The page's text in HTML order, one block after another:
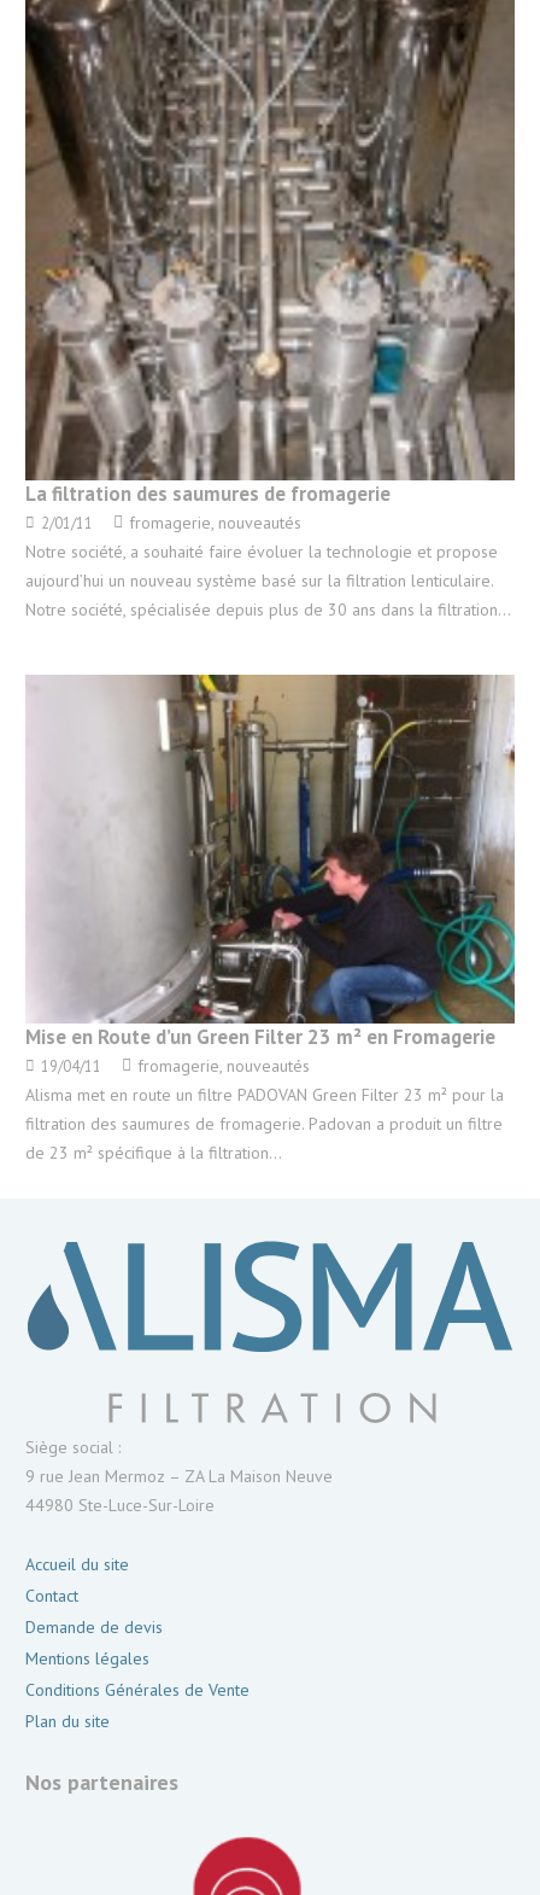
La filtration des saumures de fromagerie
2/01/11 fromagerie nouveautés
Notre société, a souhaité faire évoluer la technologie et propose
aujourd’hui un nouveau système basé sur la filtration lenticulaire.
Notre société, spécialisée depuis plus de 30 ans dans la filtration…
Mise en Route d’un Green Filter 23 m² en Fromagerie
19/04/11 fromagerie, nouveautés
Alisma met en route un filtre PADOVAN Green Filter 23 m² pour la
filtration des saumures de fromagerie. Padovan a produit un filtre
de 23 m² spécifique à la filtration…
Siège social :
9 rue Jean Mermoz – ZA La Maison Neuve
44980 Ste-Luce-Sur-Loire
Accueil du site
Contact
Demande de devis
Mentions légales
Conditions Générales de Vente
Plan du site
Nos partenaires